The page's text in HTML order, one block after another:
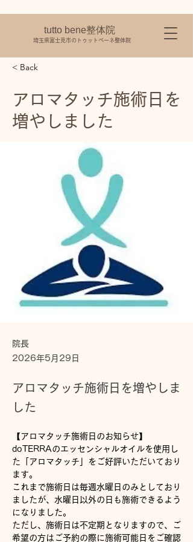
tutto bene整体院
​埼玉県富士見市のトゥットベーネ整体院
< Back
アロマタッチ施術日を
増やしました
院長
2026年5月29日
アロマタッチ施術日を増やしま
した
【アロマタッチ施術日のお知らせ】
doTERRAのエッセンシャルオイルを使用し
た「アロマタッチ」をご好評いただいており
ます。
これまで施術日は毎週水曜日のみとしており
ましたが、水曜日以外の日も施術できるよう
になりました。
ただし、施術日は不定期となりますので、ご
希望の方はご予約の際に施術可能日をご確認